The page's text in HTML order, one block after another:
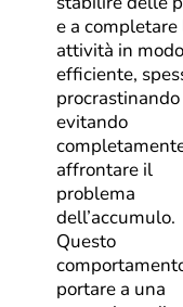
e a completare
attività in modo
efficiente,
procrastinando
evitando
affrontare il
problema
dell’accumulo.
Questo
portare a una